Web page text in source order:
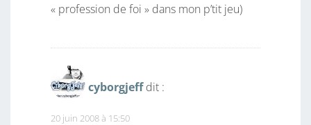
« profession de foi » dans mon p’tit jeu)
cyborgjeff dit :
20 juin 2008 à 15:50